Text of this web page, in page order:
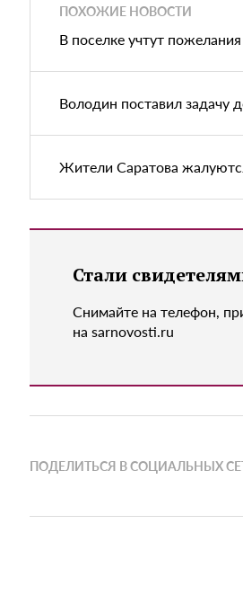
ПОХОЖИЕ НОВОСТИ
В поселке учтут
Володин поставил задачу
Жители Саратова
Стали
Снимайте на телефон,
на sarnovosti.ru
ПОДЕЛИТЬСЯ В СОЦИАЛЬНЫХ